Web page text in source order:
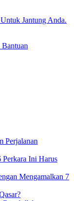
Jantung Anda.
Perjalanan
Perkara Ini Harus
Mengamalkan 7